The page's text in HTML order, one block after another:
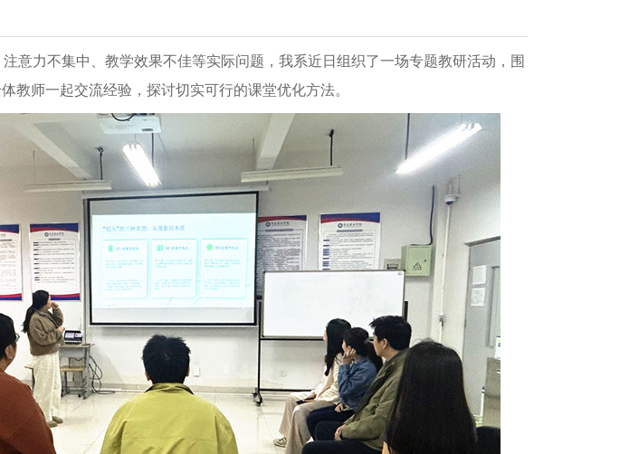
意力不集中、教学效果不佳等实际问题，我系近日组织了一场专题教研活动，围
教师一起交流经验，探讨切实可行的课堂优化方法。